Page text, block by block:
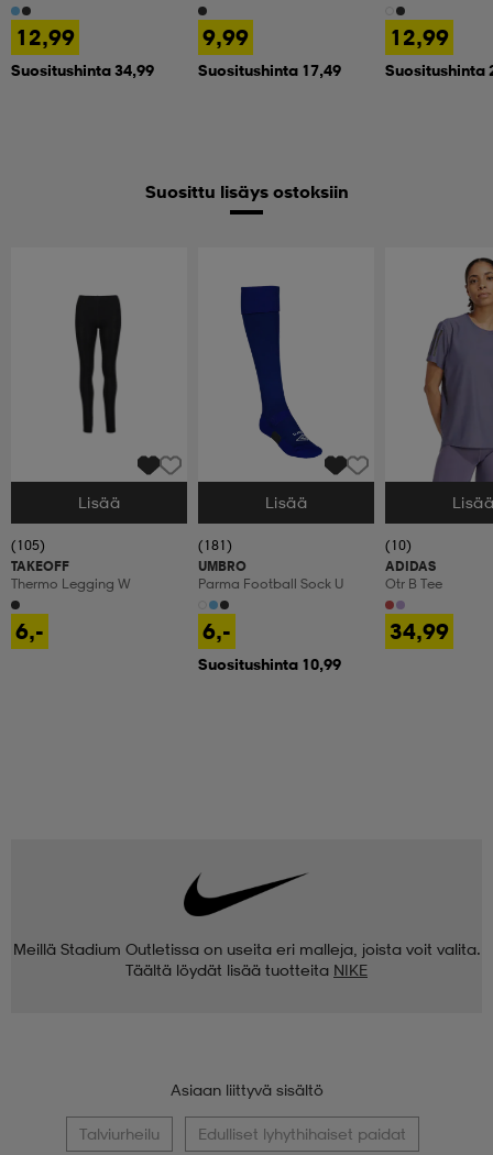
12,99
Suositushinta 34,99
9,99
Suositushinta 17,49
12,99
Suositushinta
Suosittu lisäys ostoksiin
Valitse Koko
Lisää
(105)
TAKEOFF
Thermo Legging W
6,-
Valitse Koko
Lisää
(181)
UMBRO
Parma Football Sock U
6,-
Suositushinta 10,99
Valitse Koko
(10)
ADIDAS
Otr B Tee
34,99
Meillä Stadium Outletissa on useita eri malleja, joista voit valita.
Täältä löydät lisää tuotteita NIKE
Asiaan liittyvä sisältö
Talviurheilu Edulliset lyhythihaiset paidat